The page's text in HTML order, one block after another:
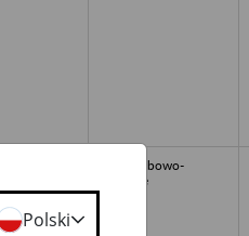
akta osobowo-
płacowe
Polski